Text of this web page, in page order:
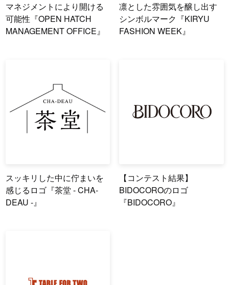
マネジメントにより開ける
可能性『OPEN HATCH
MANAGEMENT OFFICE』
凛とした雰囲気を醸し出す
シンボルマーク『KIRYU
FASHION WEEK』
スッキリした中に佇まいを
感じるロゴ『茶堂 - CHA-
DEAU -』
【コンテスト結果】
BIDOCOROのロゴ
『BIDOCORO』